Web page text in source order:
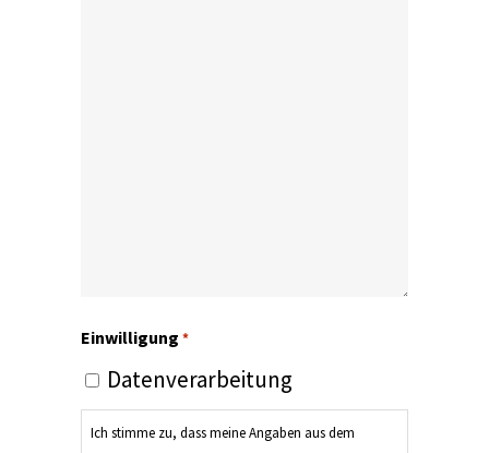
Einwilligung *
Datenverarbeitung
Ich stimme zu, dass meine Angaben aus dem